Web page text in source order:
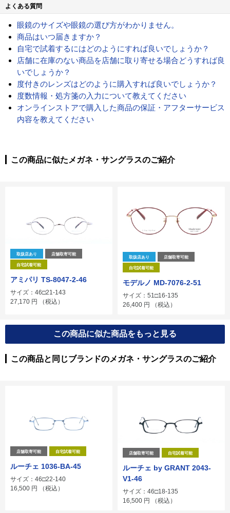
よくある質問
眼鏡のサイズや眼鏡の選び方がわかりません。
商品はいつ届きますか？
自宅で試着するにはどのようにすれば良いでしょうか？
店舗に在庫のない商品を店舗に取り寄せる場合どうすれば良
いでしょうか？
度付きのレンズはどのように購入すれば良いでしょうか？
度数情報・処方箋の入力について教えてください
オンラインストアで購入した商品の保証・アフターサービス
内容を教えてください
この商品に似たメガネ・サングラスのご紹介
取扱店あり 店舗取寄可能
自宅試着可能
アミパリ TS-8047-2-46
サイズ：46□21-143
27,170 円 （税込）
取扱店あり 店舗取寄可能
自宅試着可能
モデルノ MD-7076-2-51
サイズ：51□16-135
26,400 円 （税込）
この商品に似た商品をもっと見る
この商品と同じブランドのメガネ・サングラスのご紹介
店舗取寄可能 自宅試着可能
ルーチェ 1036-BA-45
サイズ：46□22-140
16,500 円 （税込）
店舗取寄可能 自宅試着可能
ルーチェ by GRANT 2043-
V1-46
サイズ：46□18-135
16,500 円 （税込）